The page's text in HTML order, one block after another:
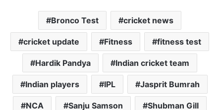
Bronco Test cricket news
cricket update Fitness fitness test
Hardik Pandya Indian cricket team
Indian players IPL Jasprit Bumrah
NCA Sanju Samson Shubman Gill